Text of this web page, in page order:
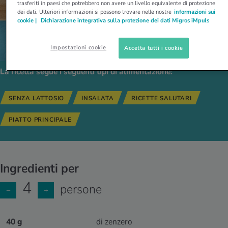
La ricetta segue i seguenti tipi di alimentazione:
SENZA LATTOSIO INSALATA RICETTE SALUTARI
PIATTO PRINCIPALE
Ingredienti per
− 4 + persone
40 g di zenzero
trasferiti in paesi che potrebbero non avere un livello equivalente di protezione
dei dati. Ulteriori informazioni si possono trovare nelle nostre informazioni sui
cookie | Dichiarazione integrativa sulla protezione dei dati Migros iMpuls
Impostazioni cookie Accetta tutti i cookie